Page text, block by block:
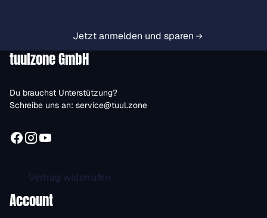
Jetzt anmelden und sparen
tuulzone GmbH
Du brauchst Unterstützung?
Schreibe uns an: service@tuul.zone
Vertrag widerrufen
Account